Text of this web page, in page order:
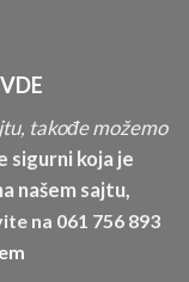
takođe možemo
sigurni koja je
našem sajtu,
na 061 756 893